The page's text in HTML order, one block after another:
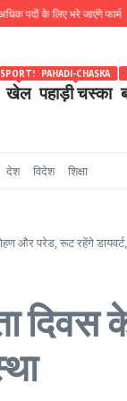
के लिए भरे जाएंगे फार्म
खेल
SPORTS
पहाड़ी चस्का
PAHADI-CHASKA
देश विदेश शिक्षा
और परेड, रूट रहेंगे डायवर्ट,